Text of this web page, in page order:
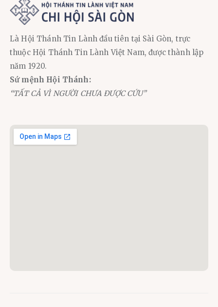
Là Hội Thánh Tin Lành đầu tiên tại Sài Gòn, trực
thuộc Hội Thánh Tin Lành Việt Nam, được thành lập
năm 1920.
Sứ mệnh Hội Thánh:
“TẤT CẢ VÌ NGƯỜI CHƯA ĐƯỢC CỨU”